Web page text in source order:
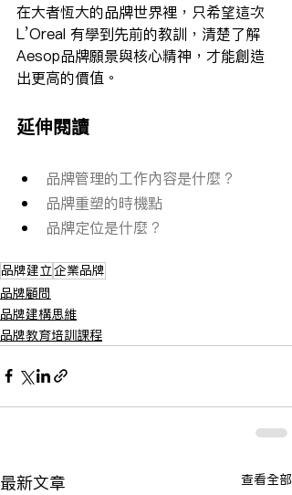
在大者恆大的品牌世界裡，只希望這次
L’Oreal 有學到先前的教訓，清楚了解
Aesop品牌願景與核心精神，才能創造
出更高的價值。
延伸閱讀
品牌管理的工作內容是什麼？
品牌重塑的時機點
品牌定位是什麼？
品牌建立企業品牌
品牌顧問
品牌建構思維
品牌教育培訓課程
最新文章 查看全部